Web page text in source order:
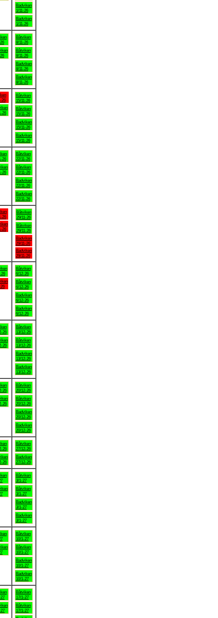
Badviken
1/11-26
Badviken
1/11-26
Båtviken
8/11-26
Båtviken
8/11-26
Badviken
8/11-26
Badviken
8/11-26
26
26
Båtviken
15/11-26
Båtviken
15/11-26
Badviken
15/11-26
Badviken
15/11-26
26
26
Båtviken
22/11-26
Båtviken
22/11-26
Badviken
22/11-26
Badviken
22/11-26
26
26
Båtviken
29/11-26
Båtviken
29/11-26
Badviken
29/11-26
Badviken
29/11-26
26
Båtviken
6/12-26
Båtviken
6/12-26
Badviken
6/12-26
Badviken
6/12-26
26
26
Båtviken
13/12-26
Båtviken
13/12-26
Badviken
13/12-26
Badviken
13/12-26
26
26
Båtviken
20/12-26
Båtviken
20/12-26
Badviken
20/12-26
Badviken
20/12-26
26
26
Båtviken
27/12-26
Badviken
27/12-26
Båtviken
3/1-27
Båtviken
3/1-27
Badviken
3/1-27
Badviken
3/1-27
Båtviken
10/1-27
Båtviken
10/1-27
Badviken
10/1-27
Badviken
10/1-27
Båtviken
17/1-27
Båtviken
17/1-27